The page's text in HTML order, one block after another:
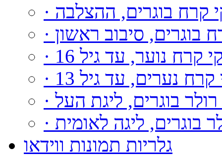
קרח בוגרים, ההצלבה
בוגרים, סיבוב ראשון
קרח נוער, עד גיל 16
קרח נערים, עד גיל 13
רולר בוגרים, ליגת העל
בוגרים, ליגה לאומית
גלריות תמונות ווידאו